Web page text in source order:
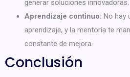
generar soluciones innovadoras.
Aprendizaje continuo: No hay
aprendizaje, y la mentoría te
constante de mejora.
Conclusión